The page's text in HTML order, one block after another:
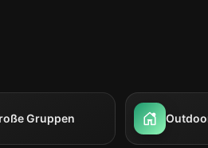
Gruppen